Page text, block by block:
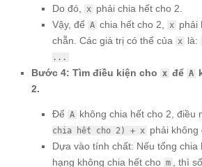
Do đó,
x phải chia hết cho 2.
Vậy, để A chia hết cho 2, x phải
chẵn. Các giá trị có thể của x là:
...
Bước 4: Tìm điều kiện cho x để A
2.
Để A không chia hết cho 2, điều
chia hết cho 2) + x phải không
Dựa vào tính chất: Nếu tổng chia
hạng không chia hết cho m , thì